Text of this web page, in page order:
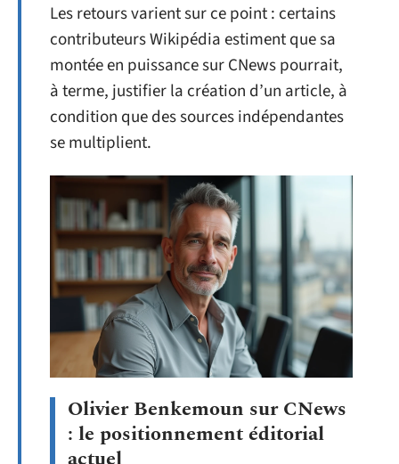
Les retours varient sur ce point : certains
contributeurs Wikipédia estiment que sa
montée en puissance sur CNews pourrait,
à terme, justifier la création d’un article, à
condition que des sources indépendantes
se multiplient.
Olivier Benkemoun sur CNews
: le positionnement éditorial